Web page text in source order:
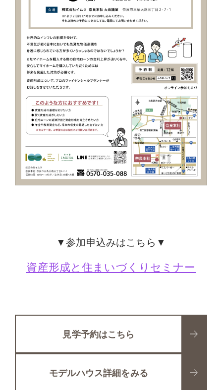
▼参加申込みはこちら▼
資産形成と住まいづくりセミナー
見学予約はこちら
モデルハウス詳細をみる